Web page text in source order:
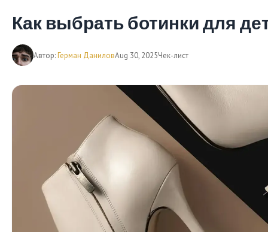
Как выбрать ботинки для
Автор:Герман ДаниловAug 30, 2025Чек-лист